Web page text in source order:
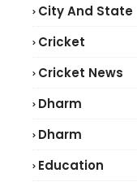
City And State
Cricket
Cricket News
Dharm
Dharm
Education